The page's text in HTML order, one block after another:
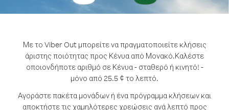
Με το Viber Out μπορείτε να πραγματοποιείτε κλήσεις
άριστης ποιότητας προς Κένυα από Μονακό.Καλέστε
οποιονδήποτε αριθμό σε Κένυα - σταθερό ή κινητό! -
μόνο από 25.5 ¢ το λεπτό.
Αγοράστε πακέτα μονάδων ή ένα πρόγραμμα κλήσεων και
αποκτήστε τις χαμηλότερες χρεώσεις ανά λεπτό προς